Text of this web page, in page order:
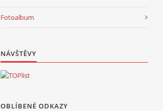
Fotoalbum
NÁVŠTĚVY
OBLÍBENÉ ODKAZY